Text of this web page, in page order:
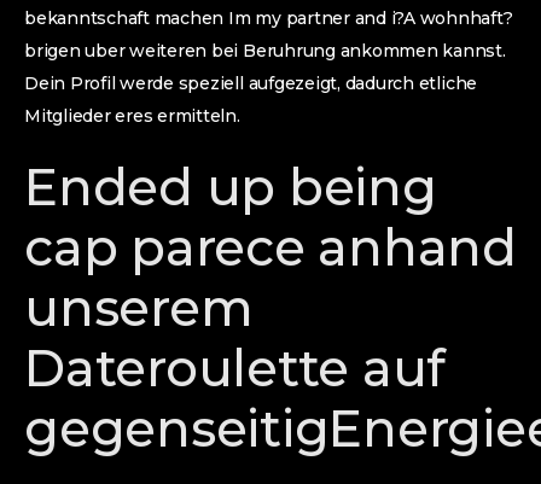
bekanntschaft machen Im my partner and i?A wohnhaft?
brigen uber weiteren bei Beruhrung ankommen kannst.
Dein Profil werde speziell aufgezeigt, dadurch etliche
Mitglieder eres ermitteln.
Ended up being
cap parece anhand
unserem
Dateroulette auf